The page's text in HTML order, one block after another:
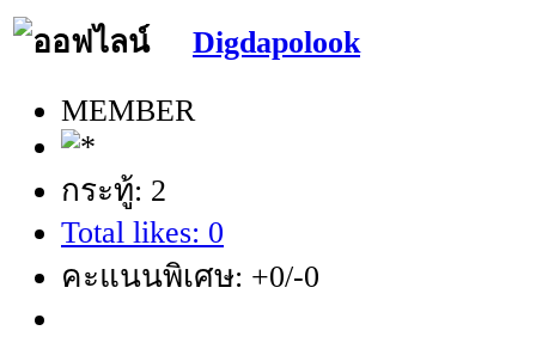
Digdapolook
MEMBER
กระทู้: 2
Total likes: 0
คะแนนพิเศษ: +0/-0